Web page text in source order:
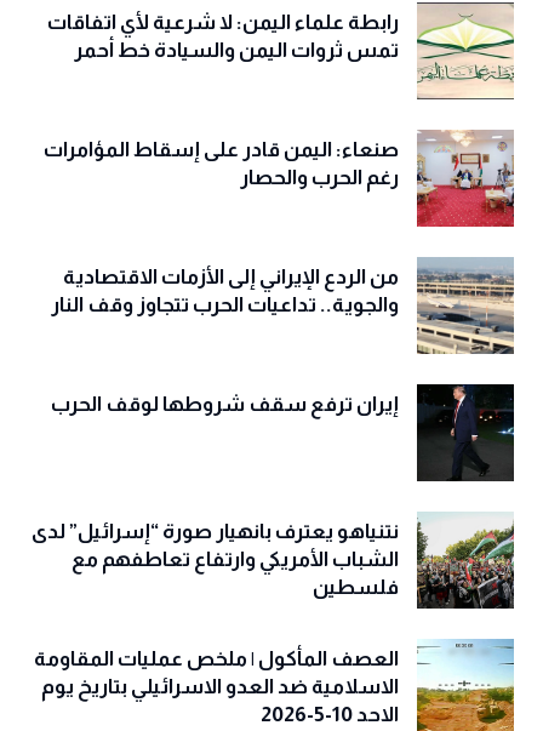
رابطة علماء اليمن: لا شرعية لأي اتفاقات
تمس ثروات اليمن والسيادة خط أحمر
صنعاء: اليمن قادر على إسقاط المؤامرات
رغم الحرب والحصار
من الردع الإيراني إلى الأزمات الاقتصادية
والجوية.. تداعيات الحرب تتجاوز وقف النار
إيران ترفع سقف شروطها لوقف الحرب
نتنياهو يعترف بانهيار صورة “إسرائيل” لدى
الشباب الأمريكي وارتفاع تعاطفهم مع
فلسطين
العصف المأكول | ملخص عمليات المقاومة
الاسلامية ضد العدو الاسرائيلي بتاريخ يوم
الاحد 10-5-2026